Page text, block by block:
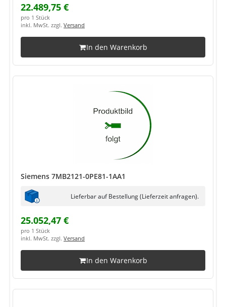
22.489,75 €
pro 1 Stück
inkl. MwSt. zzgl. Versand
In den Warenkorb
Siemens 7MB2121-0PE81-1AA1
Lieferbar auf Bestellung (Lieferzeit anfragen).
25.052,47 €
pro 1 Stück
inkl. MwSt. zzgl. Versand
In den Warenkorb